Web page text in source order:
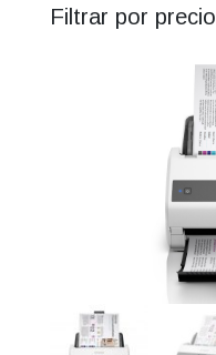
Filtrar por precio